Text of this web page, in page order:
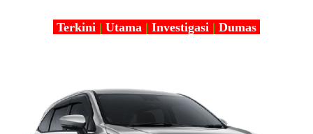
Terkini | Utama | Investigasi | Dumas